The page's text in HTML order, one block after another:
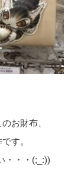
お財布、
す。
・・・(;_:))